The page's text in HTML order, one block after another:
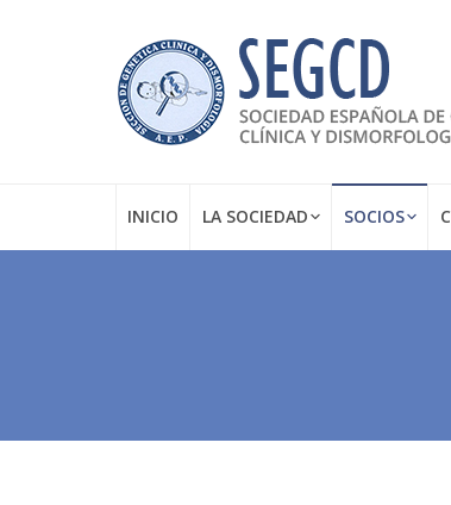
INICIO LA SOCIEDAD SOCIOS